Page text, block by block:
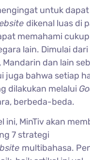
untuk dapat
dikenal luas di
memahami
lain. Dimulai
Mandarin dan lain
juga bahwa setiap
dilakukan melalui
berbeda-beda.
ini, MinTiv akan
7 strategi
multibahasa.